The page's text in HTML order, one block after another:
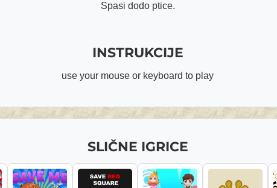
Spasi dodo ptice.
INSTRUKCIJE
use your mouse or keyboard to play
SLIČNE IGRICE